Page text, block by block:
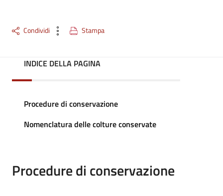
Condividi Stampa
INDICE DELLA PAGINA
Procedure di conservazione
Nomenclatura delle colture conservate
Procedure di conservazione